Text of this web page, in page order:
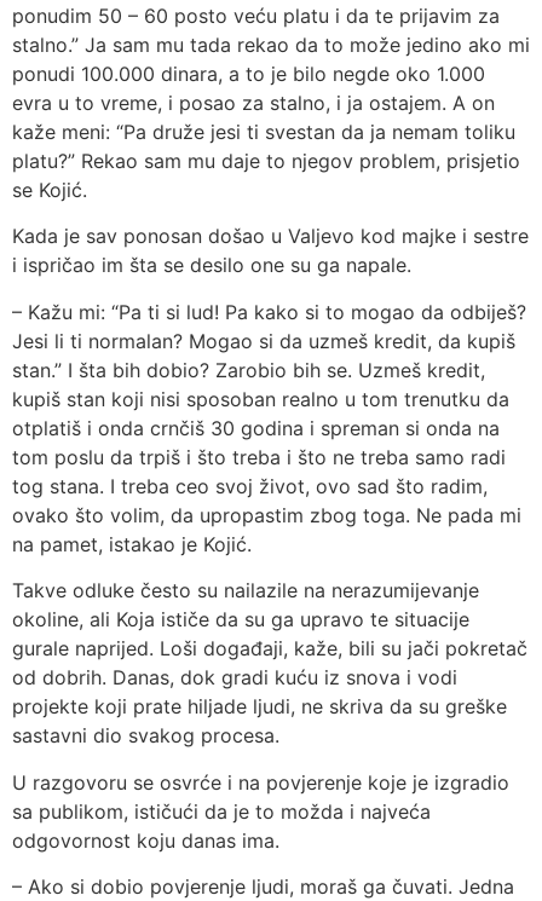
ponudim 50 – 60 posto veću platu i da te prijavim za
stalno.” Ja sam mu tada rekao da to može jedino ako mi
ponudi 100.000 dinara, a to je bilo negde oko 1.000
evra u to vreme, i posao za stalno, i ja ostajem. A on
kaže meni: “Pa druže jesi ti svestan da ja nemam toliku
platu?” Rekao sam mu daje to njegov problem, prisjetio
se Kojić.
Kada je sav ponosan došao u Valjevo kod majke i sestre
i ispričao im šta se desilo one su ga napale.
– Kažu mi: “Pa ti si lud! Pa kako si to mogao da odbiješ?
Jesi li ti normalan? Mogao si da uzmeš kredit, da kupiš
stan.” I šta bih dobio? Zarobio bih se. Uzmeš kredit,
kupiš stan koji nisi sposoban realno u tom trenutku da
otplatiš i onda crnčiš 30 godina i spreman si onda na
tom poslu da trpiš i što treba i što ne treba samo radi
tog stana. I treba ceo svoj život, ovo sad što radim,
ovako što volim, da upropastim zbog toga. Ne pada mi
na pamet, istakao je Kojić.
Takve odluke često su nailazile na nerazumijevanje
okoline, ali Koja ističe da su ga upravo te situacije
gurale naprijed. Loši događaji, kaže, bili su jači pokretač
od dobrih. Danas, dok gradi kuću iz snova i vodi
projekte koji prate hiljade ljudi, ne skriva da su greške
sastavni dio svakog procesa.
U razgovoru se osvrće i na povjerenje koje je izgradio
sa publikom, ističući da je to možda i najveća
odgovornost koju danas ima.
– Ako si dobio povjerenje ljudi, moraš ga čuvati. Jedna